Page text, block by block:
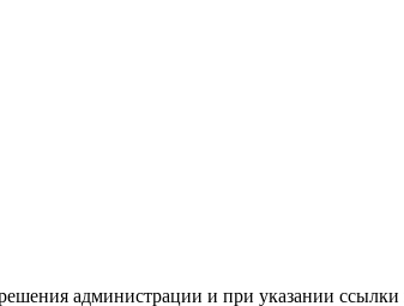
администрации и при указании